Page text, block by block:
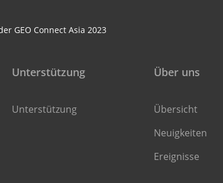
GEO Connect Asia 2023
Unterstützung
Unterstützung
Über uns
Übersicht
Neuigkeiten
Ereignisse